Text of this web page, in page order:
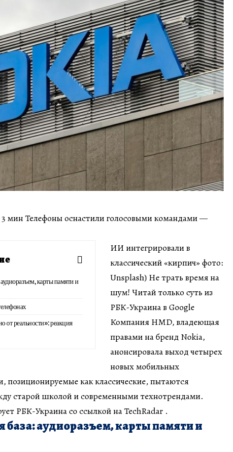
3 мин Телефоны оснастили голосовыми командами —
карты памяти и
от реальности»: реакция
ИИ интегрировали в
классический «кирпич» фото:
Unsplash) Не трать время на
шум! Читай только суть из
РБК-Украина в Google
Компания HMD, владеющая
правами на бренд Nokia,
анонсировала выход четырех
новых мобильных
позиционируемые как классические, пытаются
старой школой и современными технотрендами.
РБК-Украина со ссылкой на TechRadar .
база: аудиоразъем, карты памяти и